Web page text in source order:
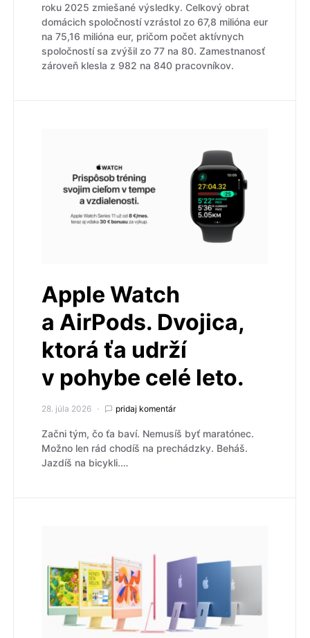
roku 2025 zmiešané výsledky. Celkový obrat
domácich spoločností vzrástol zo 67,8 milióna eur
na 75,16 milióna eur, pričom počet aktívnych
spoločností sa zvýšil zo 77 na 80. Zamestnanosť
zároveň klesla z 982 na 840 pracovníkov.
Apple Watch
a AirPods. Dvojica,
ktorá ťa udrží
v pohybe celé leto.
28. júla 2026 pridaj komentár
Začni tým, čo ťa baví. Nemusíš byť maratónec.
Možno len rád chodíš na prechádzky. Beháš.
Jazdíš na bicykli.…